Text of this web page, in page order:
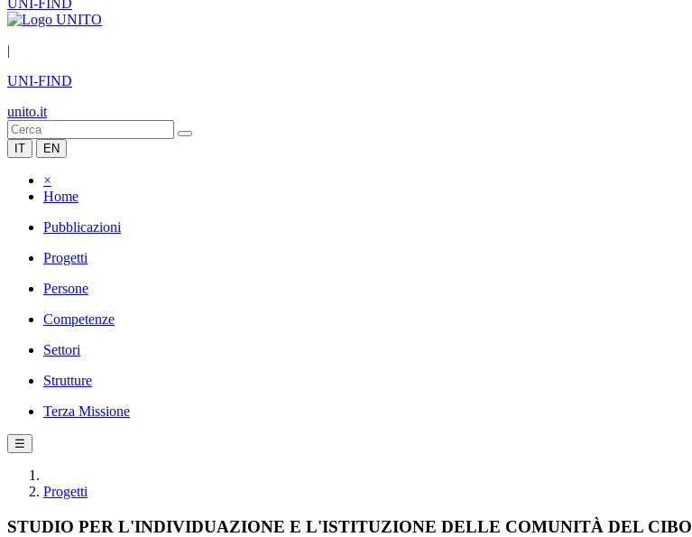
UNI-FIND
|
UNI-FIND
unito.it
IT EN
×
Home
Pubblicazioni
Progetti
Persone
Competenze
Settori
Strutture
Terza Missione
☰
Progetti
STUDIO PER L'INDIVIDUAZIONE E L'ISTITUZIONE DELLE COMUNITÀ DEL CIBO